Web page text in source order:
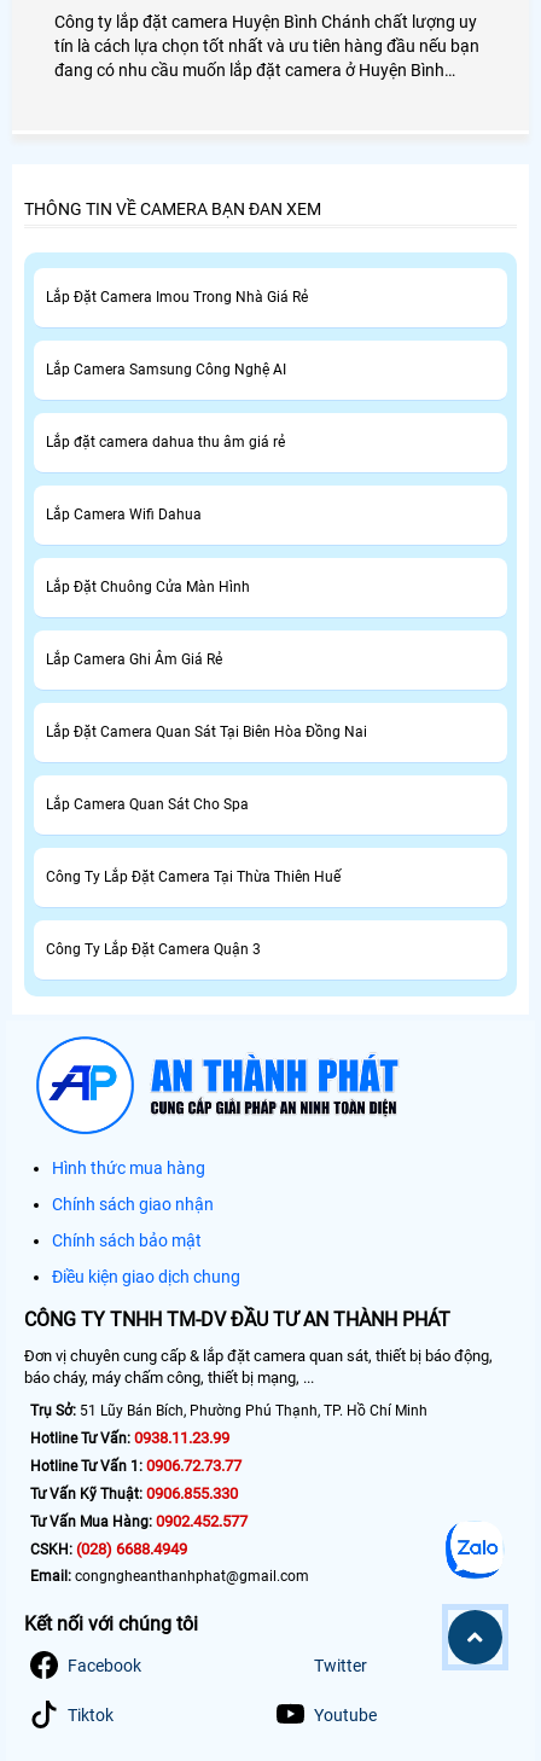
Công ty lắp đặt camera Huyện Bình Chánh chất lượng uy
tín là cách lựa chọn tốt nhất và ưu tiên hàng đầu nếu bạn
đang có nhu cầu muốn lắp đặt camera ở Huyện Bình
THÔNG TIN VỀ CAMERA BẠN ĐAN XEM
Lắp Đặt Camera Imou Trong Nhà Giá Rẻ
Lắp Camera Samsung Công Nghệ AI
Lắp đặt camera dahua thu âm giá rẻ
Lắp Camera Wifi Dahua
Lắp Đặt Chuông Cửa Màn Hình
Lắp Camera Ghi Âm Giá Rẻ
Lắp Đặt Camera Quan Sát Tại Biên Hòa Đồng Nai
Lắp Camera Quan Sát Cho Spa
Công Ty Lắp Đặt Camera Tại Thừa Thiên Huế
Công Ty Lắp Đặt Camera Quận 3
Hình thức mua hàng
Chính sách giao nhận
Chính sách bảo mật
Điều kiện giao dịch chung
CÔNG TY TNHH TM-DV ĐẦU TƯ AN THÀNH PHÁT
Đơn vị chuyên cung cấp & lắp đặt camera quan sát, thiết bị báo động,
báo cháy, máy chấm công, thiết bị mạng, ...
Trụ Sở: 51 Lũy Bán Bích, Phường Phú Thạnh, TP. Hồ Chí Minh
Hotline Tư Vấn: 0938.11.23.99
Hotline Tư Vấn 1: 0906.72.73.77
Tư Vấn Kỹ Thuật: 0906.855.330
Tư Vấn Mua Hàng: 0902.452.577
CSKH: (028) 6688.4949
Email: congngheanthanhphat@gmail.com
Kết nối với chúng tôi
Facebook Twitter
Tiktok Youtube